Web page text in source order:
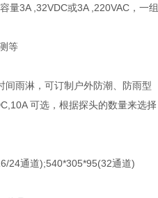
量3A ,32VDC或3A ,220VAC，一
等
雨淋，可订制户外防潮、防雨型
可选，根据探头的数量来选择
24通道);540*305*95(32通道)